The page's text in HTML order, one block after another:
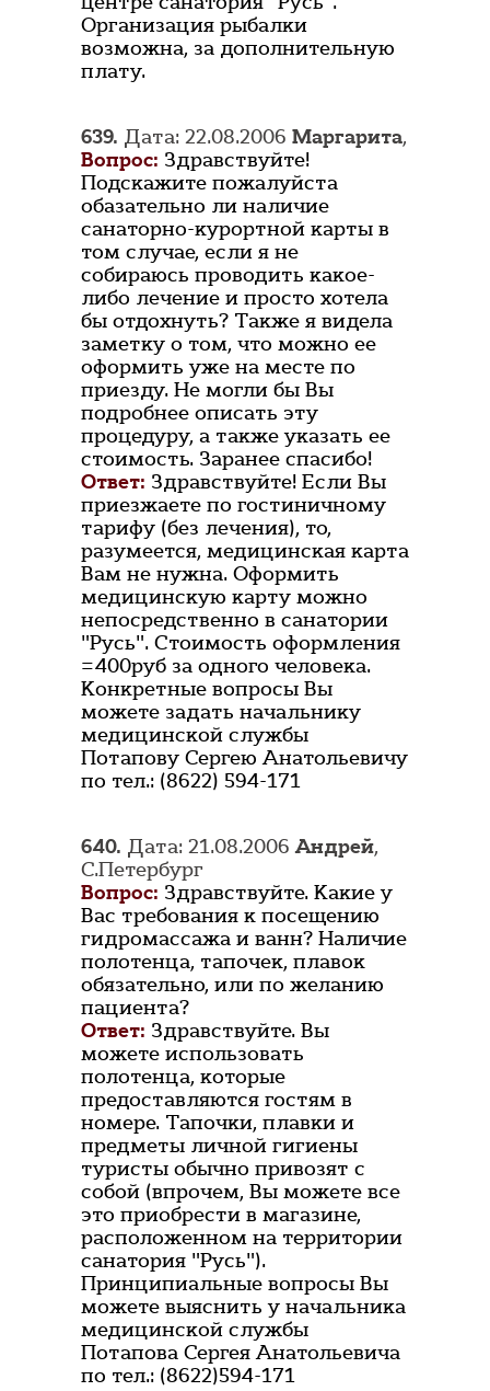
Организация рыбалки
возможна, за дополнительную
плату.
639. Дата: 22.08.2006 Маргарита,
Вопрос: Здравствуйте!
Подскажите пожалуйста
обазательно ли наличие
санаторно-курортной карты в
том случае, если я не
собираюсь проводить какое-
либо лечение и просто хотела
бы отдохнуть? Также я видела
заметку о том, что можно ее
оформить уже на месте по
приезду. Не могли бы Вы
подробнее описать эту
процедуру, а также указать ее
стоимость. Заранее спасибо!
Ответ: Здравствуйте! Если Вы
приезжаете по гостиничному
тарифу (без лечения), то,
разумеется, медицинская карта
Вам не нужна. Оформить
медицинскую карту можно
непосредственно в санатории
"Русь". Стоимость оформления
=400руб за одного человека.
Конкретные вопросы Вы
можете задать начальнику
медицинской службы
Потапову Сергею Анатольевичу
по тел.: (8622) 594-171
640. Дата: 21.08.2006Андрей,
С.Петербург
Вопрос: Здравствуйте. Какие у
Вас требования к посещению
гидромассажа и ванн? Наличие
полотенца, тапочек, плавок
обязательно, или по желанию
пациента?
Ответ: Здравствуйте. Вы
можете использовать
полотенца, которые
предоставляются гостям в
номере. Тапочки, плавки и
предметы личной гигиены
туристы обычно привозят с
собой (впрочем, Вы можете все
это приобрести в магазине,
расположенном на территории
санатория "Русь").
Принципиальные вопросы Вы
можете выяснить у начальника
медицинской службы
Потапова Сергея Анатольевича
по тел.: (8622)594-171